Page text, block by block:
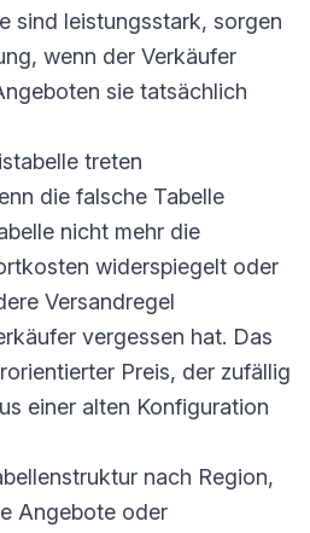
sind leistungsstark, sorgen
wenn der Verkäufer
sie tatsächlich
treten
die falsche Tabelle
nicht mehr die
widerspiegelt oder
Versandregel
vergessen hat. Das
Preis, der zufällig
einer alten Konfiguration
nach Region,
Angebote oder